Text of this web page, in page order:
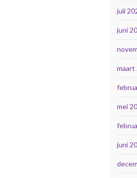
juli
juni
maart
mei
juni